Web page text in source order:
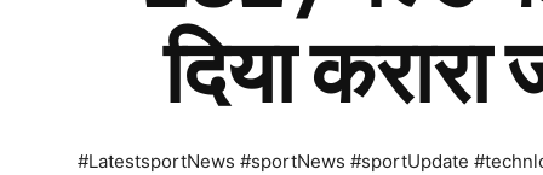
दिया करारा
#LatestsportNews #sportNews #sportUpdate